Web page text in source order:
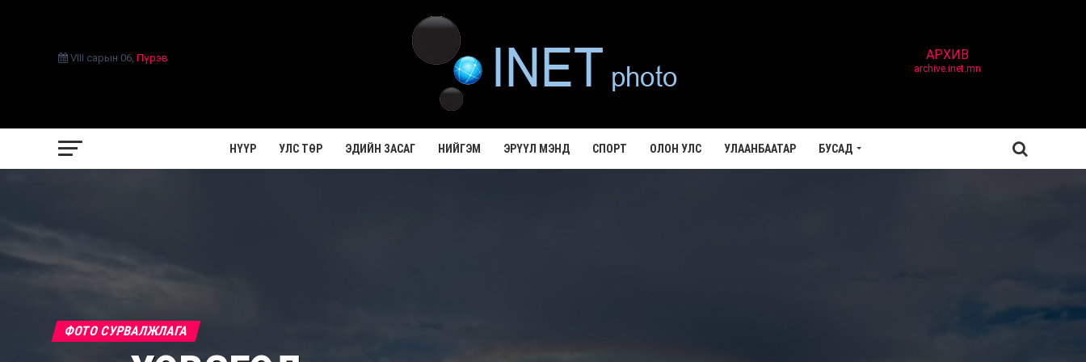
VIII сарын 06 Пүрэв АРХИВ
archive.inet.mn
НҮҮР УЛС ТӨР ЭДИЙН ЗАСАГ НИЙГЭМ ЭРҮҮЛ МЭНД СПОРТ ОЛОН УЛС УЛААНБААТАР БУСАД
ФОТО СУРВАЛЖЛАГА